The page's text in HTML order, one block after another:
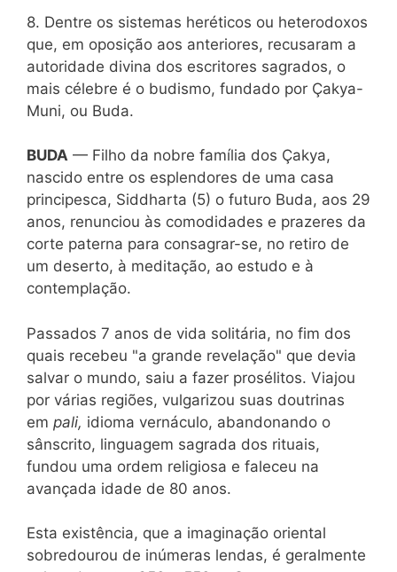
8. Dentre os sistemas heréticos ou heterodoxos
que, em oposição aos anteriores, recusaram a
autoridade divina dos escritores sagrados, o
mais célebre é o budismo, fundado por Çakya-
Muni, ou Buda.
BUDA — Filho da nobre família dos Çakya,
nascido entre os esplendores de uma casa
principesca, Siddharta (5) o futuro Buda, aos 29
anos, renunciou às comodidades e prazeres da
corte paterna para consagrar-se, no retiro de
um deserto, à meditação, ao estudo e à
contemplação.
Passados 7 anos de vida solitária, no fim dos
quais recebeu "a grande revelação" que devia
salvar o mundo, saiu a fazer prosélitos. Viajou
por várias regiões, vulgarizou suas doutrinas
em pali, idioma vernáculo, abandonando o
sânscrito, linguagem sagrada dos rituais,
fundou uma ordem religiosa e faleceu na
avançada idade de 80 anos.
Esta existência, que a imaginação oriental
sobredourou de inúmeras lendas, é geralmente